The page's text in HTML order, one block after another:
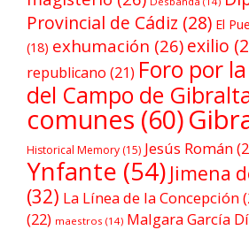
Provincial de Cádiz (28) El
(18) exhumación (26) exilio
republicano (21) Foro por
del Campo de
comunes (60)
Historical Memory (15) Jesús Román
Ynfante (54) Jimena
(32) La Línea de la Concepción
(22) maestros (14) Malgara García